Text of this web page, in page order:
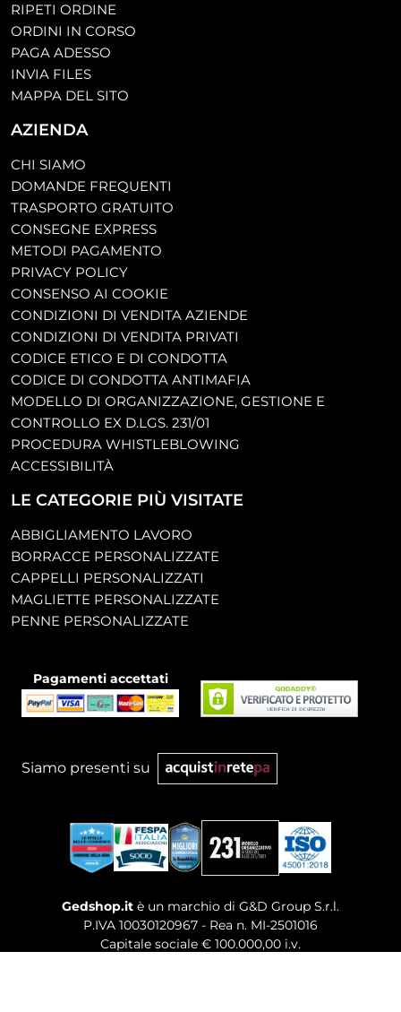
RIPETI ORDINE
ORDINI IN CORSO
PAGA ADESSO
INVIA FILES
MAPPA DEL SITO
AZIENDA
CHI SIAMO
DOMANDE FREQUENTI
TRASPORTO GRATUITO
CONSEGNE EXPRESS
METODI PAGAMENTO
PRIVACY POLICY
CONSENSO AI COOKIE
CONDIZIONI DI VENDITA AZIENDE
CONDIZIONI DI VENDITA PRIVATI
CODICE ETICO E DI CONDOTTA
CODICE DI CONDOTTA ANTIMAFIA
MODELLO DI ORGANIZZAZIONE, GESTIONE E
CONTROLLO EX D.LGS. 231/01
PROCEDURA WHISTLEBLOWING
ACCESSIBILITÀ
LE CATEGORIE PIÙ VISITATE
ABBIGLIAMENTO LAVORO
BORRACCE PERSONALIZZATE
CAPPELLI PERSONALIZZATI
MAGLIETTE PERSONALIZZATE
PENNE PERSONALIZZATE
Pagamenti accettati
Siamo presenti su
Gedshop.it è un marchio di G&D Group S.r.l.
P.IVA 10030120967 - Rea n. MI-2501016
Capitale sociale € 100.000,00 i.v.